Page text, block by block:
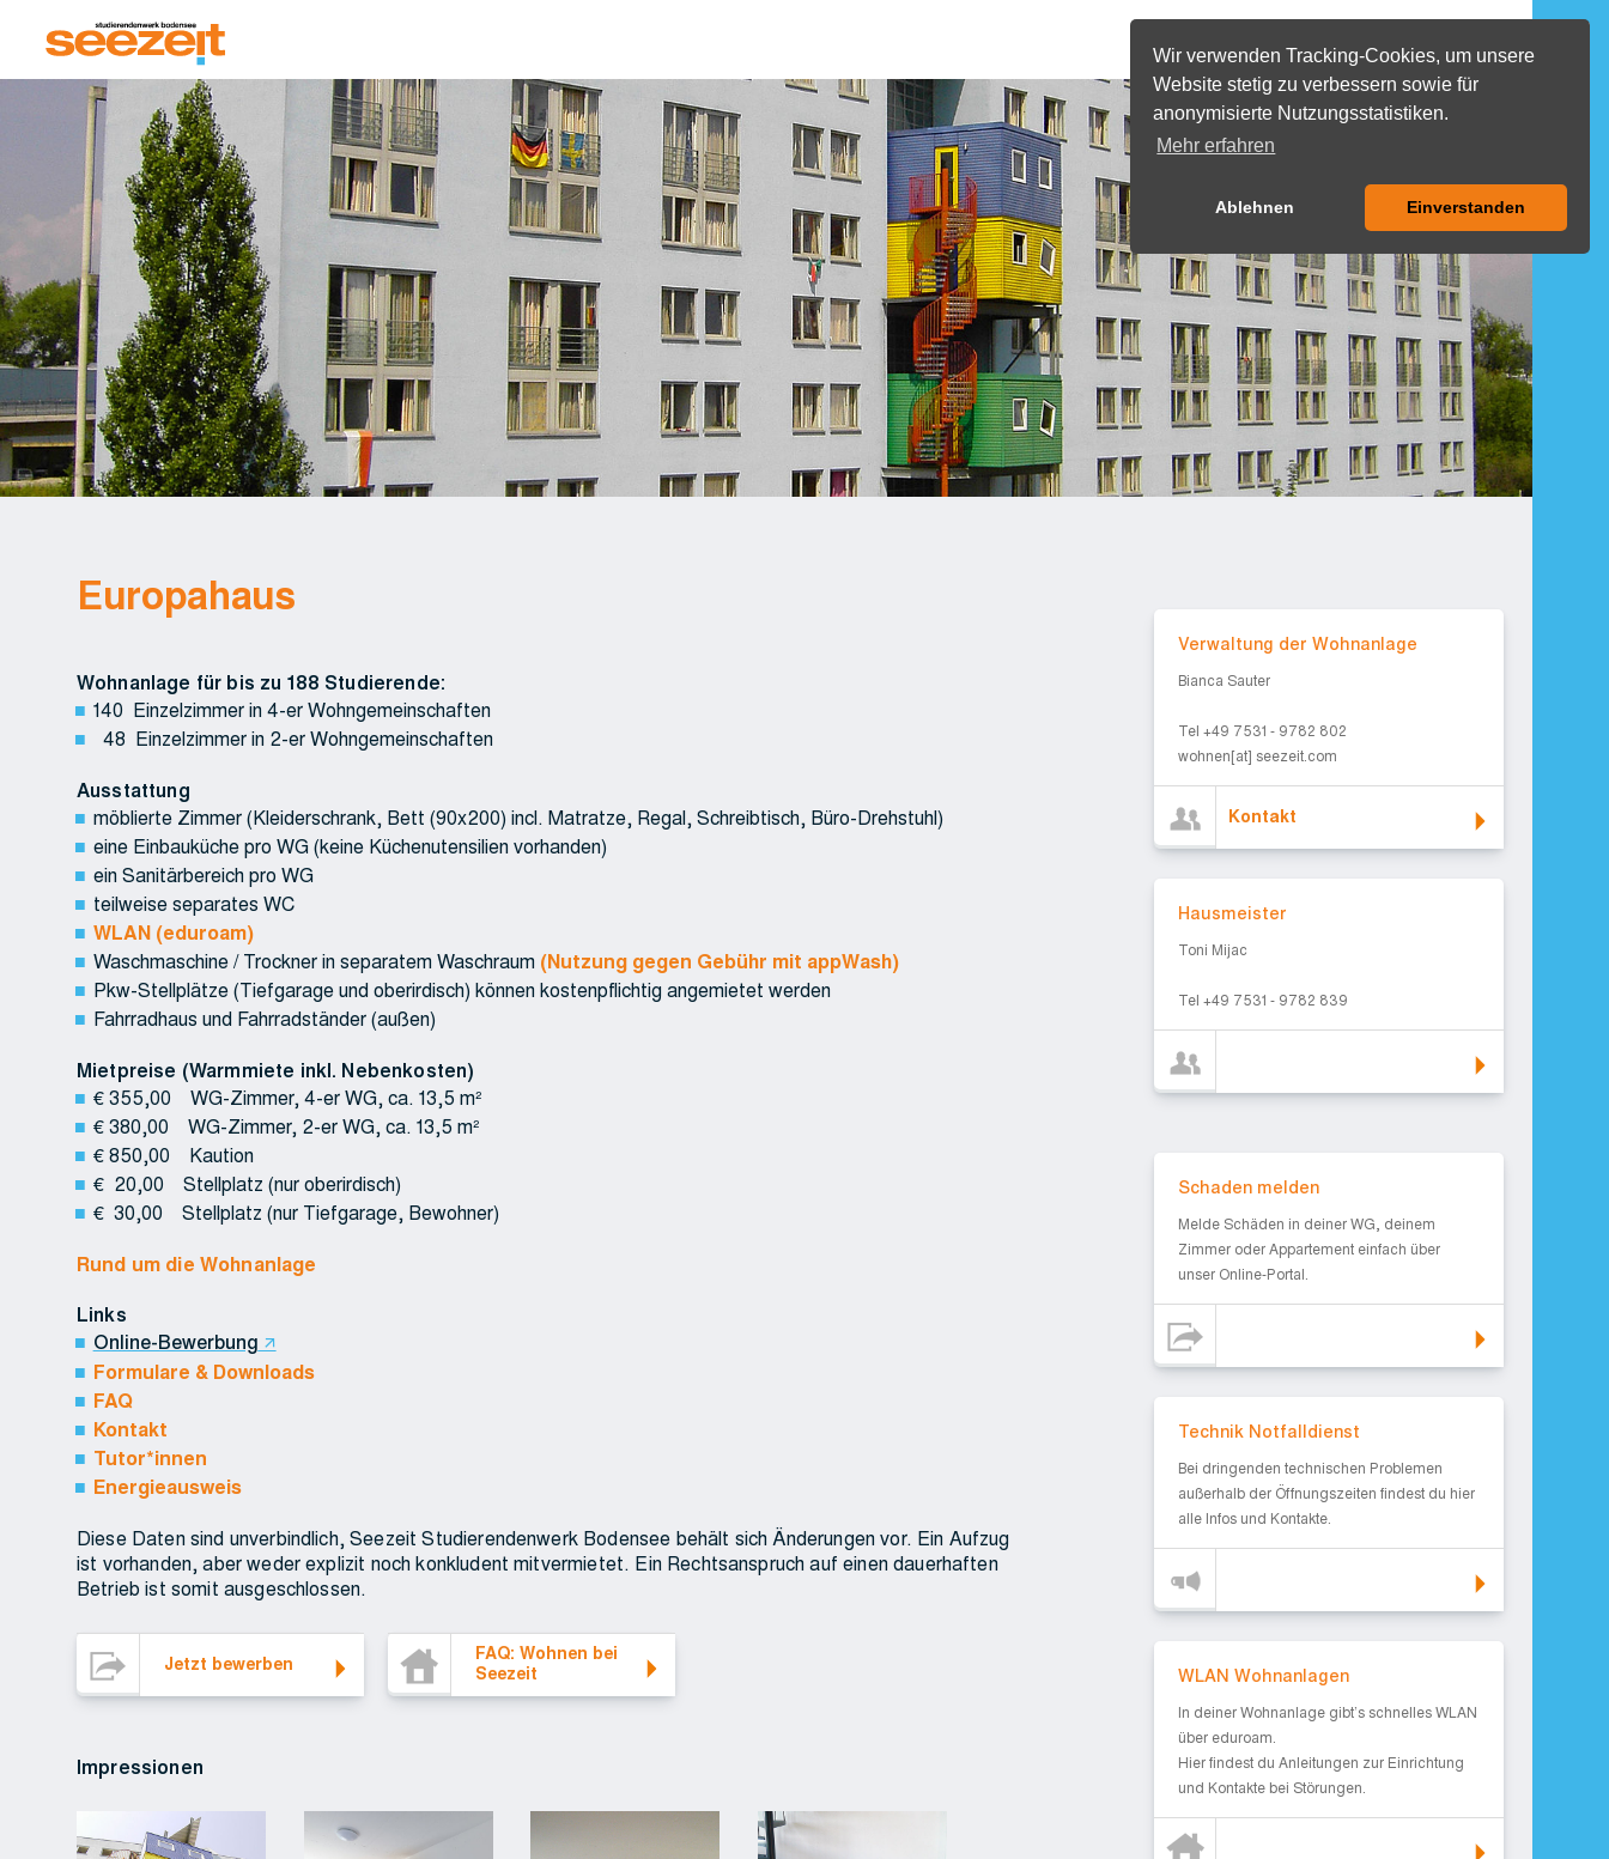
Wir verwenden Tracking-Cookies, um unsere
Website stetig zu verbessern sowie für
anonymisierte Nutzungsstatistiken.
Mehr erfahren
Ablehnen Einverstanden
Europahaus
Wohnanlage für bis zu 188 Studierende:
140 Einzelzimmer in 4-er Wohngemeinschaften
48 Einzelzimmer in 2-er Wohngemeinschaften
Ausstattung
möblierte Zimmer (Kleiderschrank, Bett (90x200) incl. Matratze, Regal, Schreibtisch, Büro-Drehstuhl)
eine Einbauküche pro WG (keine Küchenutensilien vorhanden)
ein Sanitärbereich pro WG
teilweise separates WC
WLAN (eduroam)
Waschmaschine / Trockner in separatem Waschraum (Nutzung gegen Gebühr mit appWash)
Pkw-Stellplätze (Tiefgarage und oberirdisch) können kostenpflichtig angemietet werden
Fahrradhaus und Fahrradständer (außen)
Mietpreise (Warmmiete inkl. Nebenkosten)
€ 355,00 WG-Zimmer, 4-er WG, ca. 13,5 m²
€ 380,00 WG-Zimmer, 2-er WG, ca. 13,5 m²
€ 850,00 Kaution
€ 20,00 Stellplatz (nur oberirdisch)
€ 30,00 Stellplatz (nur Tiefgarage, Bewohner)
Rund um die Wohnanlage
Links
Online-Bewerbung
Formulare & Downloads
FAQ
Kontakt
Tutor*innen
Energieausweis
Diese Daten sind unverbindlich, Seezeit Studierendenwerk Bodensee behält sich Änderungen vor. Ein Aufzug
ist vorhanden, aber weder explizit noch konkludent mitvermietet. Ein Rechtsanspruch auf einen dauerhaften
Betrieb ist somit ausgeschlossen.
Jetzt bewerben
FAQ: Wohnen bei Seezeit
FAQ: Wohnen bei
Seezeit
Impressionen
Verwaltung der Wohnanlage
Bianca Sauter
Tel +49 7531 - 9782 802
wohnen[at] seezeit.com
Kontakt
Hausmeister
Toni Mijac
Tel +49 7531 - 9782 839
Schaden melden
Melde Schäden in deiner WG, deinem
Zimmer oder Appartement einfach über
unser Online-Portal.
Technik Notfalldienst
Bei dringenden technischen Problemen
außerhalb der Öffnungszeiten findest du hier
alle Infos und Kontakte.
WLAN Wohnanlagen
In deiner Wohnanlage gibt’s schnelles WLAN
über eduroam.
Hier findest du Anleitungen zur Einrichtung
und Kontakte bei Störungen.